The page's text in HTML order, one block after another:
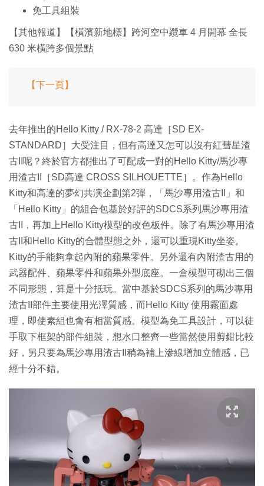
免工具組裝
【其他報道】【橫濱新地標】跨河空中纜車 4 月開幕 全長
630 米橫跨多個景點
【下一頁】
去年推出的Hello Kitty / RX-78-2 高達［SD EX-
STANDARD］大受注目，但有高達又怎可以沒有紅彗星渣
古II呢？終於官方都推出了可配成一對的Hello Kitty/馬沙專
用渣古II［SD高達 CROSS SILHOUETTE］。作為Hello
Kitty和高達的夢幻共演企劃第2彈，「馬沙專用渣古II」和
「Hello Kitty」的組合包基於好評的SDCS系列馬沙專用渣
古II，再加上Hello Kitty模型的改色板件。除了有馬沙專用渣
古II和Hello Kitty的合體型態之外，還可以重現Kitty坐姿。
Kitty的手能夠拿起內附的蘋果零件。另外還有內附渣古用的
武器配件、蘋果零件和蘋果外型底座。一盒模型可砌出三個
不同形態，算是十分抵玩。當中基於SDCS系列的馬沙專用
渣古II部件主要使用光澤質感，而Hello Kitty 使用霧面處
理，即使素組也會有相當質感。模型為免工具設計，可以徒
手取下框架的部件組裝，想水口整齊一些當然使用剪鉗比較
好，另只要為馬沙專用渣古II稍為補上滲線增加立體感，已
經十分不錯。